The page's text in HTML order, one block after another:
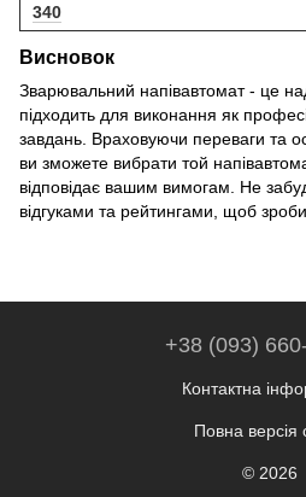
340
Висновок
Зварювальний напівавтомат - це
підходить для виконання як
завдань. Враховуючи переваги та
ви зможете вибрати той
відповідає вашим вимогам. Не
відгуками та рейтингами, щоб
+38 (093)
Контактна
Повна версія
© 2026